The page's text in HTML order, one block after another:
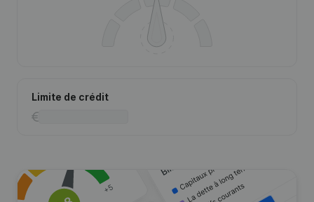
Limite de crédit